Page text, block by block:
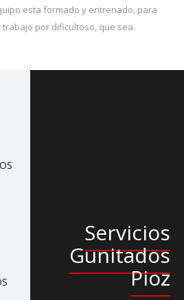
esta formado y entrenado, para
por dificultoso, que sea.
Servicios
Gunitados
Pioz